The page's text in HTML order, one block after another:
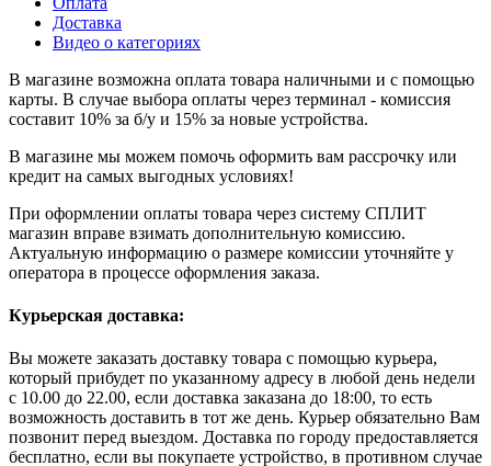
Доставка
Видео о категориях
В магазине возможна оплата товара наличными и с помощью
карты. В случае выбора оплаты через терминал - комиссия
составит 10% за б/у и 15% за новые устройства.
В магазине мы можем помочь оформить вам рассрочку или
кредит на самых выгодных условиях!
При оформлении оплаты товара через систему СПЛИТ
магазин вправе взимать дополнительную комиссию.
Актуальную информацию о размере комиссии уточняйте у
оператора в процессе оформления заказа.
Курьерская доставка:
Вы можете заказать доставку товара с помощью курьера,
который прибудет по указанному адресу в любой день недели
с 10.00 до 22.00, если доставка заказана до 18:00, то есть
возможность доставить в тот же день. Курьер обязательно Вам
позвонит перед выездом. Доставка по городу предоставляется
бесплатно, если вы покупаете устройство, в противном случае